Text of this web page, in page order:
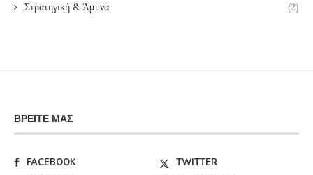
Στρατηγική & Άμυνα (2)
ΒΡΕΊΤΕ ΜΑΣ
FACEBOOK
TWITTER